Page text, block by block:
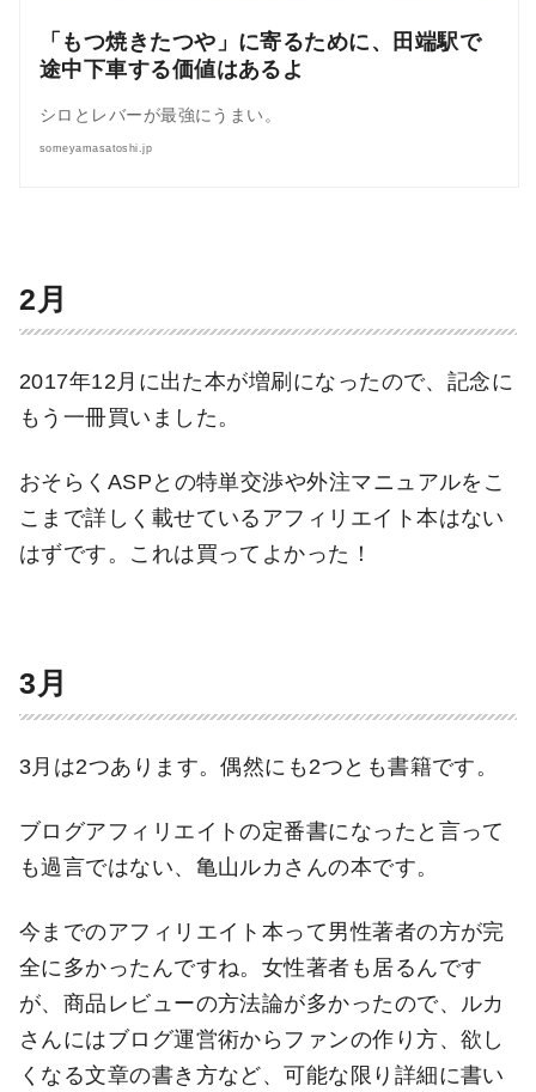
「もつ焼きたつや」に寄るために、田端駅で
途中下車する価値はあるよ
シロとレバーが最強にうまい。
someyamasatoshi.jp
2月
2017年12月に出た本が増刷になったので、記念に
もう一冊買いました。
おそらくASPとの特単交渉や外注マニュアルをこ
こまで詳しく載せているアフィリエイト本はない
はずです。これは買ってよかった！
3月
3月は2つあります。偶然にも2つとも書籍です。
ブログアフィリエイトの定番書になったと言って
も過言ではない、亀山ルカさんの本です。
今までのアフィリエイト本って男性著者の方が完
全に多かったんですね。女性著者も居るんです
が、商品レビューの方法論が多かったので、ルカ
さんにはブログ運営術からファンの作り方、欲し
くなる文章の書き方など、可能な限り詳細に書い